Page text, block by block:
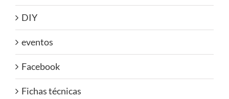
DIY
eventos
Facebook
Fichas técnicas